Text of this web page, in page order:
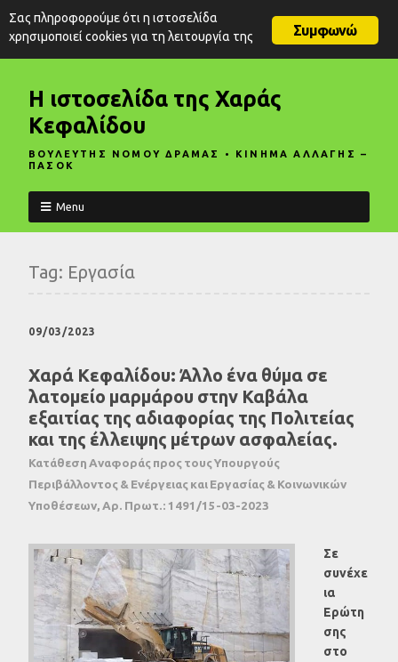
Η ιστοσελίδα της Χαράς
Κεφαλίδου
ΒΟΥΛΕΥΤΗΣ ΝΟΜΟΥ ΔΡΑΜΑΣ • ΚΙΝΗΜΑ ΑΛΛΑΓΗΣ –
ΠΑΣΟΚ
Menu
Tag: Εργασία
09/03/2023
Χαρά Κεφαλίδου: Άλλο ένα θύμα σε
λατομείο μαρμάρου στην Καβάλα
εξαιτίας της αδιαφορίας της Πολιτείας
και της έλλειψης μέτρων ασφαλείας.
Κατάθεση Αναφοράς προς τους Υπουργούς
Περιβάλλοντος & Ενέργειας και Εργασίας & Κοινωνικών
Υποθέσεων, Αρ. Πρωτ.: 1491/15-03-2023
Σε
συνέχε
ια
Ερώτη
σης
στο
Συμφωνώ
Σας πληροφορούμε ότι η ιστοσελίδα
χρησιμοποιεί cookies για τη λειτουργία της